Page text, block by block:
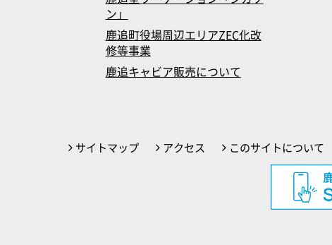
ン」
鹿追町役場周辺エリアZEC化改
修等事業
鹿追キャビア販売について
サイトマップ アクセス このサイトについて